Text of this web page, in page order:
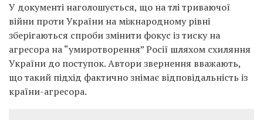
У документі наголошується, що на тлі триваючої
війни проти України на міжнародному рівні
зберігаються спроби змінити фокус із тиску на
агресора на “умиротворення” Росії шляхом схиляння
України до поступок. Автори звернення вважають,
що такий підхід фактично знімає відповідальність із
країни-агресора.